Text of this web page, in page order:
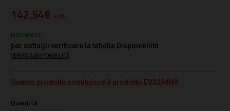
142,54€ + IVA
DISPONIBILE
per dettagli verificare la tabella Disponibilità
VERIFICA DISPONIBILITÀ
Questo prodotto sostituisce il prodotto EV3294N9
Quantità